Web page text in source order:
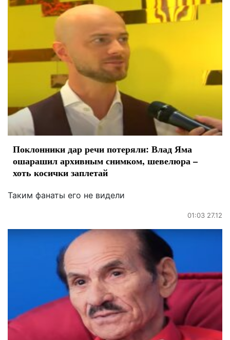
Поклонники дар речи потеряли: Влад Яма
ошарашил архивным снимком, шевелюра –
хоть косички заплетай
Таким фанаты его не видели
01:03 27.12